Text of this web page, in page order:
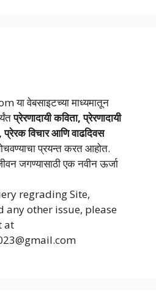
वेबसाइटच्या माध्यमातून
प्रेरणादायी कविता, प्रेरणादायी
विचार आणि वाढदिवस
प्रयन्त करत आहोत.
जगण्यासाठी एक नवीन ऊर्जा
regrading Site,
any other issue, please
at